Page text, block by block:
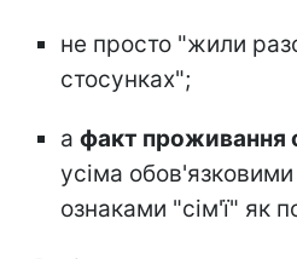
не просто "жили
стосунках";
а факт проживання
усіма
ознаками "сім'ї" як